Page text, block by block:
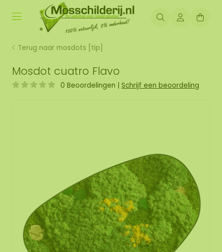
Terug naar mosdots [tip]
Mosdot cuatro Flavo
0 Beoordelingen | Schrijf een beoordeling